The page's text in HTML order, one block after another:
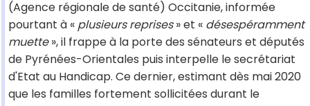
(Agence régionale de santé) Occitanie, informée
pourtant à « plusieurs reprises» et « désespéramment
muette», il frappe à la porte des sénateurs et députés
de Pyrénées-Orientales puis interpelle le secrétariat
d'Etat au Handicap. Ce dernier, estimant dès mai 2020
que les familles fortement sollicitées durant le